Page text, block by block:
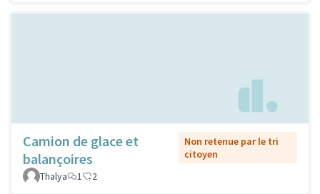
Camion de glace et
balançoires
Non retenue par le tri
citoyen
Thalya
1 2